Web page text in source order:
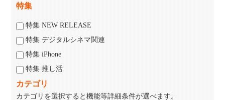
特集
特集 NEW RELEASE
特集 デジタルシネマ関連
特集 iPhone
特集 推し活
カテゴリ
カテゴリを選択すると機能等詳細条件が選べます。